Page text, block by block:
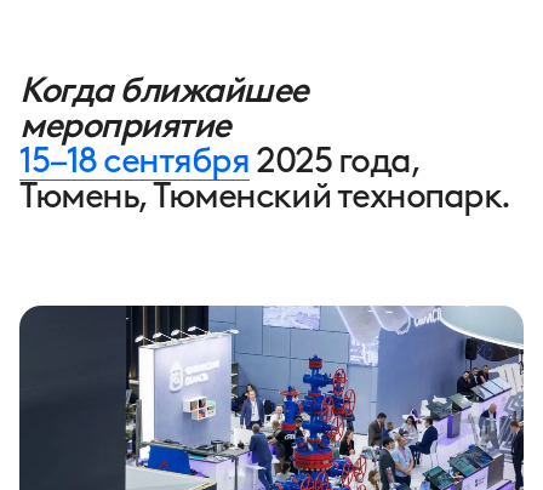
Когда ближайшее
мероприятие
15–18 сентября 2025 года,
Тюмень, Тюменский технопарк.